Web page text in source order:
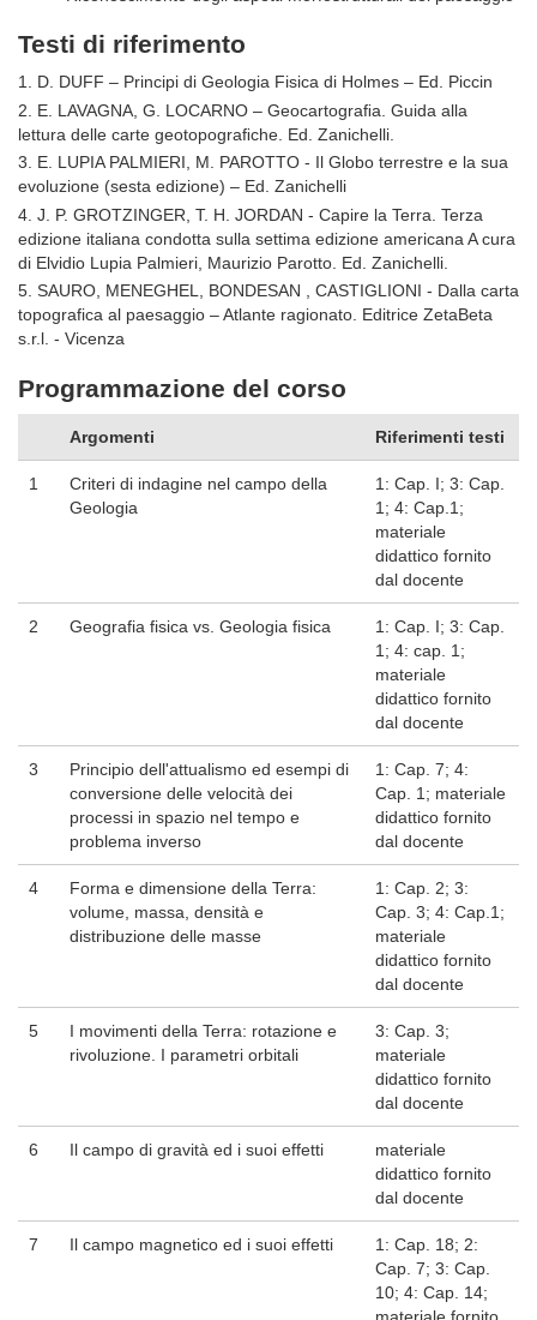
Testi di riferimento
1. D. DUFF – Principi di Geologia Fisica di Holmes – Ed. Piccin
2. E. LAVAGNA, G. LOCARNO – Geocartograﬁa. Guida alla
lettura delle carte geotopograﬁche. Ed. Zanichelli.
3. E. LUPIA PALMIERI, M. PAROTTO - Il Globo terrestre e la sua
evoluzione (sesta edizione) – Ed. Zanichelli
4. J. P. GROTZINGER, T. H. JORDAN - Capire la Terra. Terza
edizione italiana condotta sulla settima edizione americana A cura
di Elvidio Lupia Palmieri, Maurizio Parotto. Ed. Zanichelli.
5. SAURO, MENEGHEL, BONDESAN , CASTIGLIONI - Dalla carta
topografica al paesaggio – Atlante ragionato. Editrice ZetaBeta
s.r.l. - Vicenza
Programmazione del corso
Argomenti Riferimenti testi
1
Criteri di indagine nel campo della
Geologia
1: Cap. I; 3: Cap.
1; 4: Cap.1;
materiale
didattico fornito
dal docente
2 Geografia fisica vs. Geologia fisica
1: Cap. I; 3: Cap.
1; 4: cap. 1;
materiale
didattico fornito
dal docente
3
Principio dell'attualismo ed esempi di
conversione delle velocità dei
processi in spazio nel tempo e
problema inverso
1: Cap. 7; 4:
Cap. 1; materiale
didattico fornito
dal docente
4
Forma e dimensione della Terra:
volume, massa, densità e
distribuzione delle masse
1: Cap. 2; 3:
Cap. 3; 4: Cap.1;
materiale
didattico fornito
dal docente
5
I movimenti della Terra: rotazione e
rivoluzione. I parametri orbitali
3: Cap. 3;
materiale
didattico fornito
dal docente
6 Il campo di gravità ed i suoi effetti
materiale
didattico fornito
dal docente
7 Il campo magnetico ed i suoi effetti
1: Cap. 18; 2:
Cap. 7; 3: Cap.
10; 4: Cap. 14;
materiale fornito